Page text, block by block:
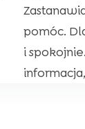
pomóc.
i